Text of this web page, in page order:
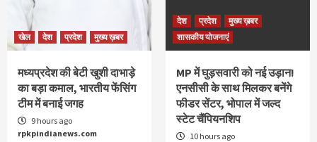
खेल देश प्रदेश मुख्य ख़बर
मध्यप्रदेश की बेटी खुशी दाभाड़े
का बड़ा कमाल, भारतीय फेंसिंग
टीम में बनाई जगह
9 hours ago
rpkpindianews.com
देश प्रदेश
मुख्य ख़बर
शासकीय योजनाएं
MP में घुड़सवारी को नई उड़ान!
एनसीसी के साथ मिलकर बनेंगे
फीडर सेंटर, भोपाल में जल्द
स्टेट चैंपियनशिप
10 hours ago